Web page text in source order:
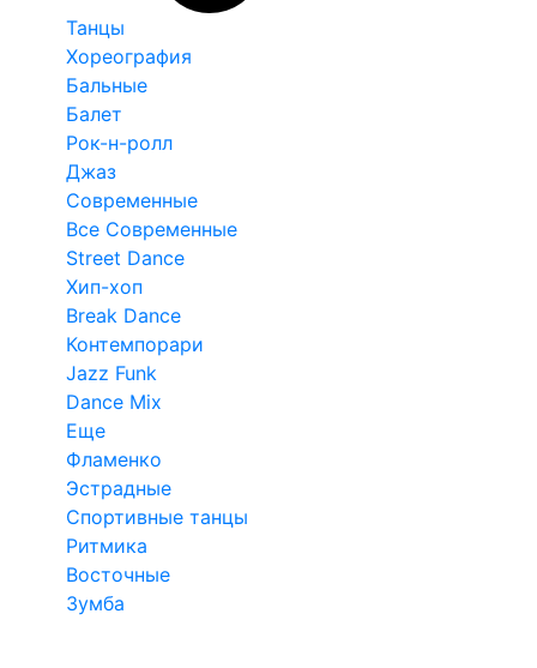
Танцы
Хореография
Бальные
Балет
Рок-н-ролл
Джаз
Современные
Все Современные
Street Dance
Хип-хоп
Break Dance
Контемпорари
Jazz Funk
Dance Mix
Еще
Фламенко
Эстрадные
Спортивные танцы
Ритмика
Восточные
Зумба